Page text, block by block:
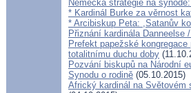
Německá strategie na
* Kardinál Burke za věrnost
* Arcibiskup Peta: ,Satanův
Přiznání kardinála Danneelse
Prefekt papežské
totalitnímu duchu doby
Pozvání biskupů na Národní
Synodu o rodině (05.10.2015)
Africký kardinál na Světovém